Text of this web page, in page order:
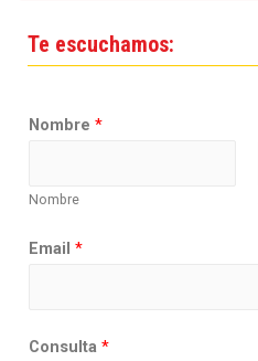
Te escuchamos:
Nombre *
Nombre
Email *
Consulta *